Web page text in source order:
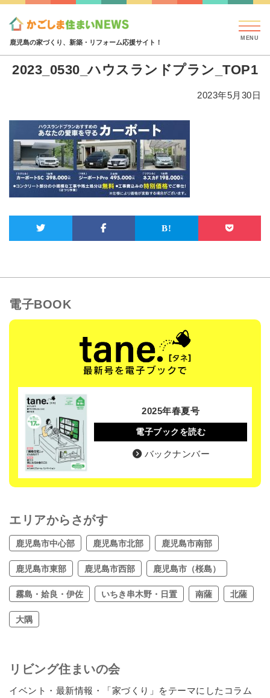
鹿児島の家づくり、新築・リフォーム応援サイト！
2023_0530_ハウスランドプラン_TOP1
2023年5月30日
電子BOOK
2025年春夏号
電子ブックを読む
バックナンバー
エリアからさがす
鹿児島市中心部 鹿児島市北部 鹿児島市南部
鹿児島市東部 鹿児島市西部 鹿児島市（桜島）
霧島・姶良・伊佐 いちき串木野・日置 南薩 北薩
大隅
リビング住まいの会
イベント・最新情報・「家づくり」をテーマにしたコラム